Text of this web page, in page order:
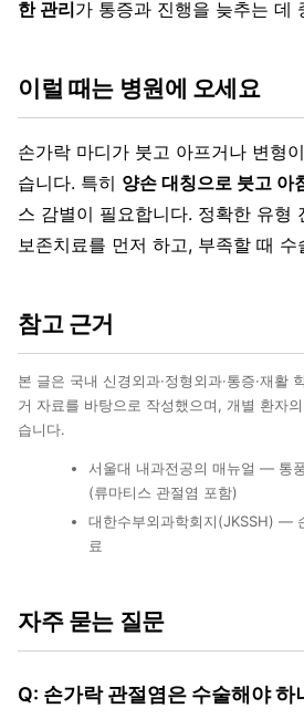
한 관리가 통증과 진행을 늦추는 데
이럴 때는 병원에 오세요
손가락 마디가 붓고 아프거나 변형
습니다. 특히 양손 대칭으로 붓고 아
스 감별이 필요합니다. 정확한 유형
보존치료를 먼저 하고, 부족할 때 수
참고 근거
본 글은 국내 신경외과·정형외과·통증·재활
거 자료를 바탕으로 작성했으며, 개별 환자
습니다.
서울대 내과전공의 매뉴얼 — 통
(류마티스 관절염 포함)
대한수부외과학회지(JKSSH) —
료
자주 묻는 질문
Q: 손가락 관절염은 수술해야 하